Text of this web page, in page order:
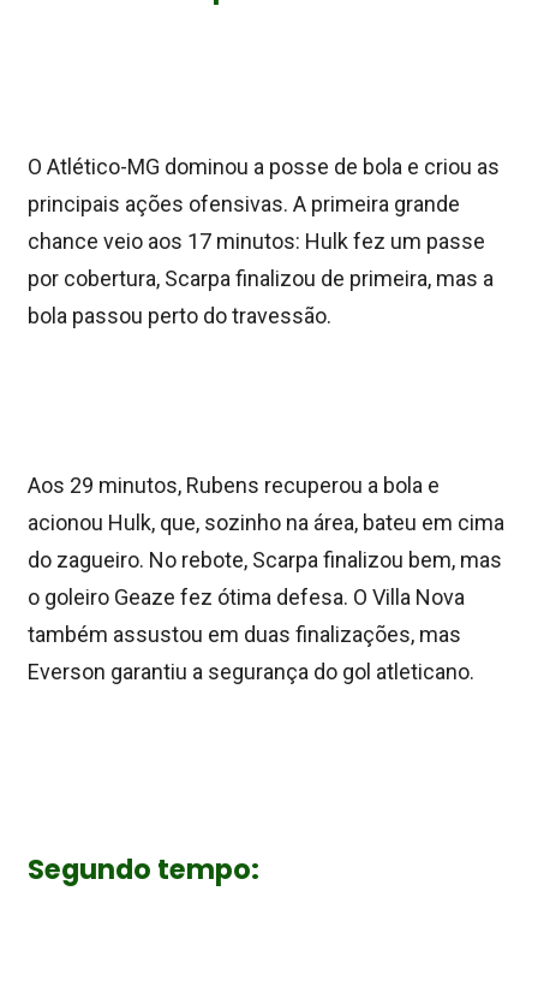
O Atlético-MG dominou a posse de bola e criou as
principais ações ofensivas. A primeira grande
chance veio aos 17 minutos: Hulk fez um passe
por cobertura, Scarpa finalizou de primeira, mas a
bola passou perto do travessão.
Aos 29 minutos, Rubens recuperou a bola e
acionou Hulk, que, sozinho na área, bateu em cima
do zagueiro. No rebote, Scarpa finalizou bem, mas
o goleiro Geaze fez ótima defesa. O Villa Nova
também assustou em duas finalizações, mas
Everson garantiu a segurança do gol atleticano.
Segundo tempo: